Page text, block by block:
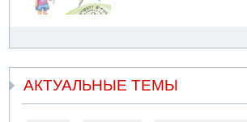
АКТУАЛЬНЫЕ ТЕМЫ